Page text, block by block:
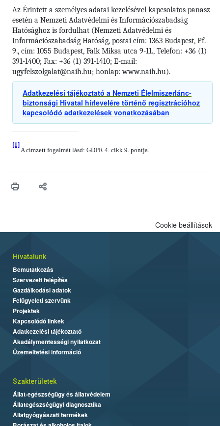
Az Érintett a személyes adatai kezelésével kapcsolatos panasz
esetén a Nemzeti Adatvédelmi és Információszabadság
Hatósághoz is fordulhat (Nemzeti Adatvédelmi és
Információszabadság Hatóság, postai cím: 1363 Budapest, Pf.
9., cím: 1055 Budapest, Falk Miksa utca 9-11., Telefon: +36 (1)
391-1400; Fax: +36 (1) 391-1410; E-mail:
ugyfelszolgalat@naih.hu; honlap: www.naih.hu).
Adatkezelési tájékoztató a Nemzeti Élelmiszerlánc-
biztonsági Hivatal hírlevelére történő regisztrációhoz
kapcsolódó adatkezelések vonatkozásában
[1]
A címzett fogalmát lásd: GDPR 4. cikk 9. pontja.
Cookie beállítások
Hivatalunk
Bemutatkozás
Szervezeti felépítés
Gazdálkodási adatok
Felügyeleti szervünk
Projektek
Kapcsolódó linkek
Adatkezelési tájékoztató
Akadálymentességi nyilatkozat
Üzemeltetési információ
Szakterületek
Állat-egészségügy és állatvédelem
Állategészségügyi diagnosztika
Állatgyógyászati termékek